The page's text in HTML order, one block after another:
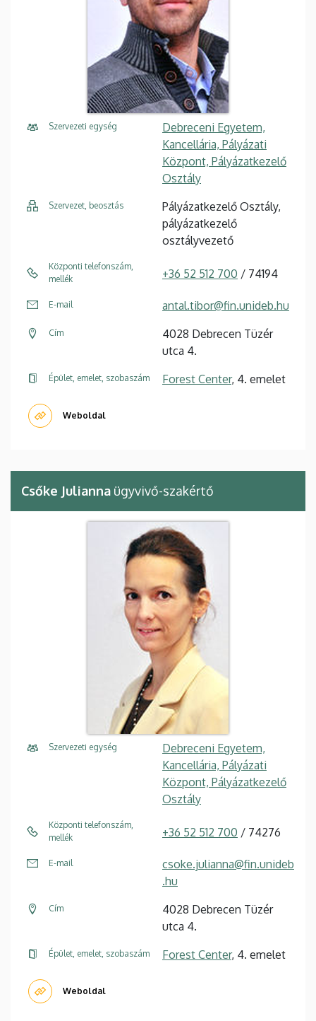
Szervezeti egység
Debreceni Egyetem,
Kancellária, Pályázati
Központ, Pályázatkezelő
Osztály
Szervezet, beosztás
Pályázatkezelő Osztály,
pályázatkezelő
osztályvezető
Központi telefonszám,
mellék
+36 52 512 700 / 74194
E-mail antal.tibor@fin.unideb.hu
Cím
4028 Debrecen Tüzér
utca 4.
Épület, emelet, szobaszám Forest Center, 4. emelet
Weboldal
Csőke Julianna ügyvivő-szakértő
Szervezeti egység
Debreceni Egyetem,
Kancellária, Pályázati
Központ, Pályázatkezelő
Osztály
Központi telefonszám,
mellék
+36 52 512 700 / 74276
E-mail
csoke.julianna@fin.unideb
.hu
Cím
4028 Debrecen Tüzér
utca 4.
Épület, emelet, szobaszám Forest Center, 4. emelet
Weboldal